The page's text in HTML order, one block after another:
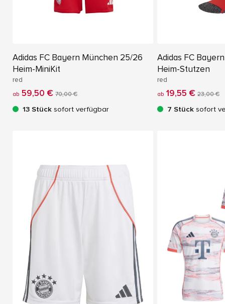
Adidas FC Bayern München 25/26
Heim-MiniKit
red
ab 59,50 € 70,00 €
13 Stück sofort verfügbar
Adidas FC
Heim-Stutzen
red
ab 19,55 € 23,00 €
7 Stück sofort